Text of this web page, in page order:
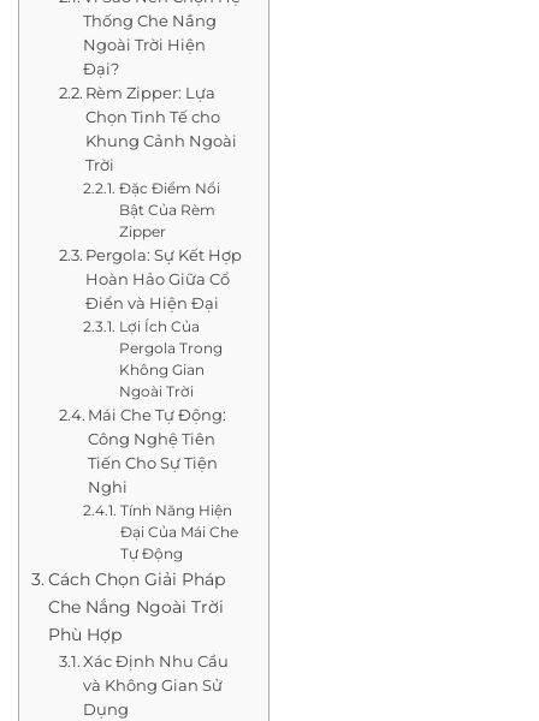
Thống Che Nắng
Ngoài Trời Hiện
Đại?
Rèm Zipper: Lựa
Chọn Tinh Tế cho
Khung Cảnh Ngoài
Trời
Đặc Điểm Nổi
Bật Của Rèm
Zipper
Pergola: Sự Kết Hợp
Hoàn Hảo Giữa Cổ
Điển và Hiện Đại
Lợi Ích Của
Pergola Trong
Không Gian
Ngoài Trời
Mái Che Tự Động:
Công Nghệ Tiên
Tiến Cho Sự Tiện
Nghi
Tính Năng Hiện
Đại Của Mái Che
Tự Động
Cách Chọn Giải Pháp
Che Nắng Ngoài Trời
Phù Hợp
Xác Định Nhu Cầu
và Không Gian Sử
Dụng